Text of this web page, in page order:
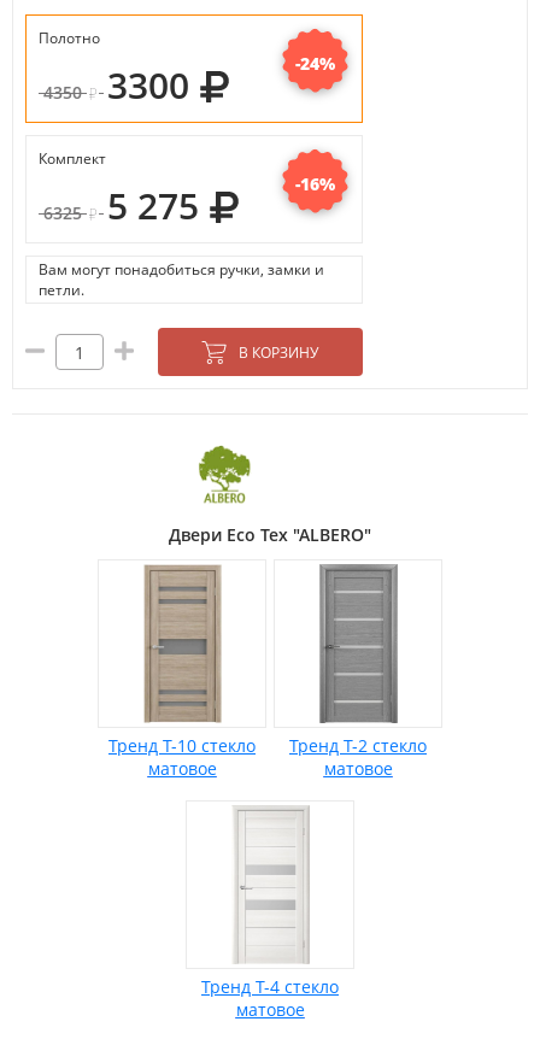
Полотно
-24%
4350
3300
Комплект
-16%
6325
5 275
Вам могут понадобиться ручки, замки и
петли.
В КОРЗИНУ
Двери Eco Tex "ALBERO"
Тренд Т-10 стекло
матовое
Тренд Т-2 стекло
матовое
Тренд Т-4 стекло
матовое